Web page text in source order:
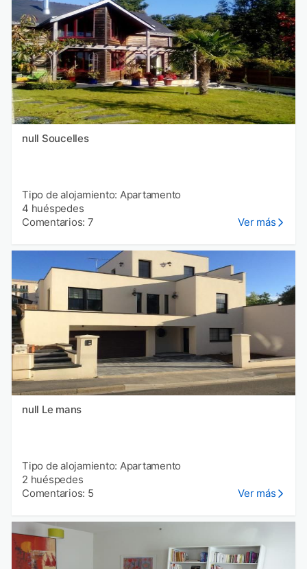
null Soucelles
Tipo de alojamiento: Apartamento
4 huéspedes
Comentarios: 7
Ver más
null Le mans
Tipo de alojamiento: Apartamento
2 huéspedes
Comentarios: 5
Ver más